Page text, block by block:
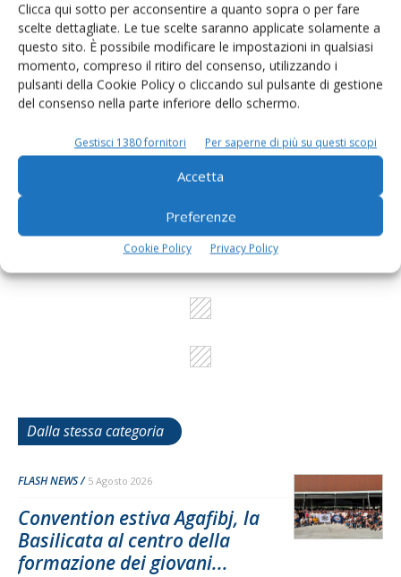
Clicca qui sotto per acconsentire a quanto sopra o per fare
scelte dettagliate. Le tue scelte saranno applicate solamente a
questo sito. È possibile modificare le impostazioni in qualsiasi
momento, compreso il ritiro del consenso, utilizzando i
pulsanti della Cookie Policy o cliccando sul pulsante di gestione
del consenso nella parte inferiore dello schermo.
Gestisci 1380 fornitori Per saperne di più su questi scopi
Accetta
Preferenze
Cookie Policy Privacy Policy
prodotto!
Cerca adesso
Cerca adesso
Dalla stessa categoria
FLASH NEWS 5 Agosto 2026
Convention estiva Agafibj, la
Basilicata al centro della
formazione dei giovani...